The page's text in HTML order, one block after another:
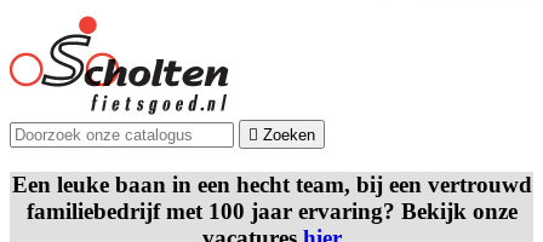
 Zoeken
Een leuke baan in een hecht team, bij een vertrouwd
familiebedrijf met 100 jaar ervaring? Bekijk onze